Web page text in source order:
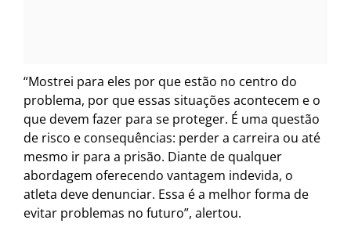
“Mostrei para eles por que estão no centro do
problema, por que essas situações acontecem e o
que devem fazer para se proteger. É uma questão
de risco e consequências: perder a carreira ou até
mesmo ir para a prisão. Diante de qualquer
abordagem oferecendo vantagem indevida, o
atleta deve denunciar. Essa é a melhor forma de
evitar problemas no futuro”, alertou.